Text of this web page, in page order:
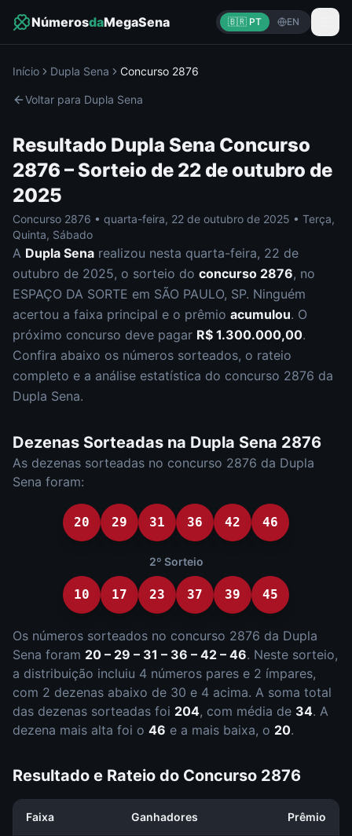
NúmerosdaMegaSena 🇧🇷 PT EN
Início Dupla Sena Concurso 2876
Voltar para Dupla Sena
Resultado Dupla Sena Concurso
2876 – Sorteio de 22 de outubro de
2025
Concurso 2876 • quarta-feira, 22 de outubro de 2025 • Terça,
Quinta, Sábado
A Dupla Sena realizou nesta quarta-feira, 22 de
outubro de 2025, o sorteio do concurso 2876, no
ESPAÇO DA SORTE em SÃO PAULO, SP. Ninguém
acertou a faixa principal e o prêmio acumulou. O
próximo concurso deve pagar R$ 1.300.000,00.
Confira abaixo os números sorteados, o rateio
completo e a análise estatística do concurso 2876 da
Dupla Sena.
Dezenas Sorteadas na Dupla Sena 2876
As dezenas sorteadas no concurso 2876 da Dupla
Sena foram:
20 29 31 36 42 46
2º Sorteio
10 17 23 37 39 45
Os números sorteados no concurso 2876 da Dupla
Sena foram 20 – 29 – 31 – 36 – 42 – 46. Neste sorteio,
a distribuição incluiu 4 números pares e 2 ímpares,
com 2 dezenas abaixo de 30 e 4 acima. A soma total
das dezenas sorteadas foi 204, com média de 34. A
dezena mais alta foi o 46 e a mais baixa, o 20.
Resultado e Rateio do Concurso 2876
Faixa Ganhadores Prêmio